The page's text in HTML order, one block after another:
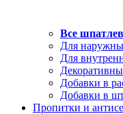
Все
Для
Для
Добавки в
Добавки в
Пропитки и